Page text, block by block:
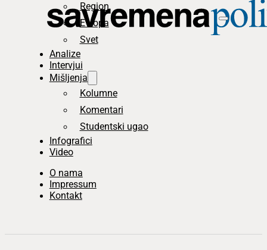
Region
Evropa
Svet
Analize
Intervjui
Mišljenja
Kolumne
Komentari
Studentski ugao
Infografici
Video
O nama
Impressum
Kontakt